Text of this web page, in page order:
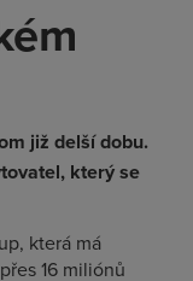
již delší dobu.
který se
která má
16 miliónů